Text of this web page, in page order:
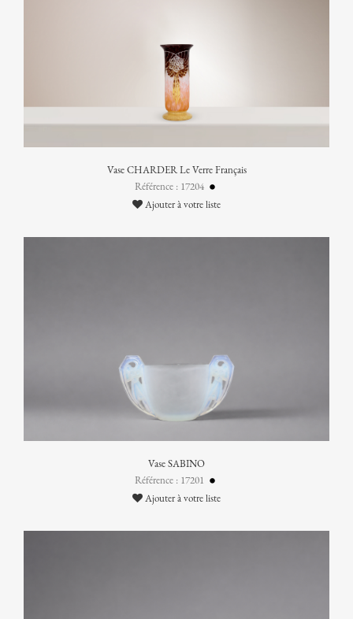
Vase CHARDER Le Verre Français
Référence : 17204
Ajouter à votre liste
Vase SABINO
Référence : 17201
Ajouter à votre liste